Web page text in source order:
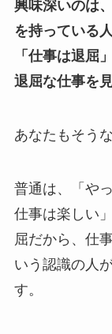
興味深いのは
を持っている
「仕事は退屈
退屈な仕事を
あなたもそう
普通は、「や
仕事は楽しい
屈だから、仕
いう認識の人
す。